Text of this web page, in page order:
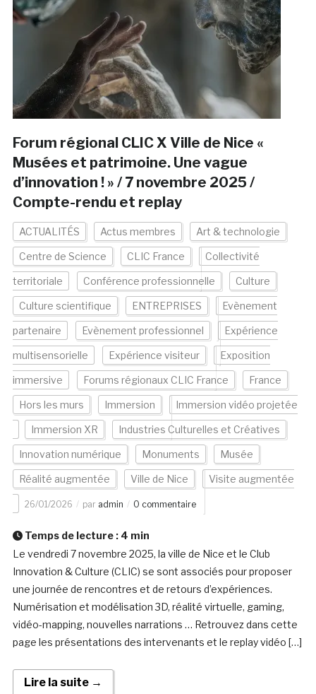
Forum régional CLIC X Ville de Nice «
Musées et patrimoine. Une vague
d’innovation ! » / 7 novembre 2025 /
Compte-rendu et replay
ACTUALITÉS Actus membres Art & technologie
Centre de Science CLIC France Collectivité
territoriale Conférence professionnelle Culture
Culture scientifique ENTREPRISES Evènement
partenaire Evènement professionnel Expérience
multisensorielle Expérience visiteur Exposition
immersive Forums régionaux CLIC France France
Hors les murs Immersion Immersion vidéo projetée
Immersion XR Industries Culturelles et Créatives
Innovation numérique Monuments Musée
Réalité augmentée Ville de Nice Visite augmentée
26/01/2026 par admin 0 commentaire
Temps de lecture : 4 min
Le vendredi 7 novembre 2025, la ville de Nice et le Club
Innovation & Culture (CLIC) se sont associés pour proposer
une journée de rencontres et de retours d’expériences.
Numérisation et modélisation 3D, réalité virtuelle, gaming,
vidéo-mapping, nouvelles narrations … Retrouvez dans cette
page les présentations des intervenants et le replay vidéo […]
Lire la suite →